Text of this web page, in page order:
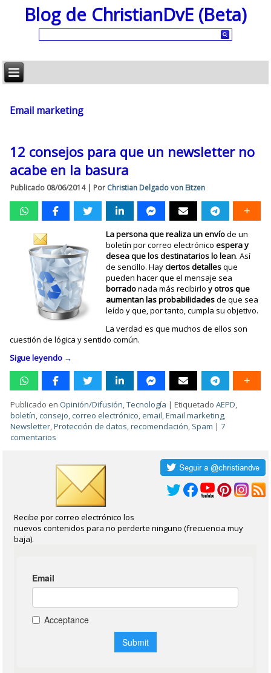
Blog de ChristianDvE (Beta)
Email marketing
12 consejos para que un newsletter no
acabe en la basura
Publicado 08/06/2014| Por Christian Delgado von Eitzen
La persona que realiza un envíode un
boletín por correo electrónico espera y
desea que los destinatarios lo lean. Así
de sencillo. Hayciertos detallesque
pueden hacer que el mensaje sea
borradonada más recibirlo y otros que
aumentan las probabilidadesde que sea
leído y que, por tanto, cumpla su objetivo.
La verdad es que muchos de ellos son
cuestión de lógica y sentido común.
Sigue leyendo →
Publicado en Opinión/Difusión,Tecnología |Etiquetado AEPD,
boletín,consejo,correo electrónico, email,Email marketing,
Newsletter,Protección de datos,recomendación, Spam |7
comentarios
Recibe por correo electrónico los
nuevos contenidos para no perderte ninguno (frecuencia muy
baja).